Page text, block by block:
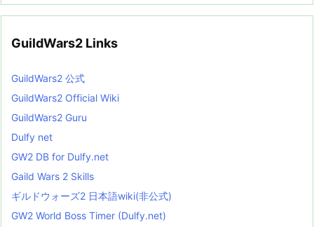
GuildWars2 Links
GuildWars2 公式
GuildWars2 Official Wiki
GuildWars2 Guru
Dulfy net
GW2 DB for Dulfy.net
Gaild Wars 2 Skills
ギルドウォーズ2 日本語wiki(非公式)
GW2 World Boss Timer (Dulfy.net)